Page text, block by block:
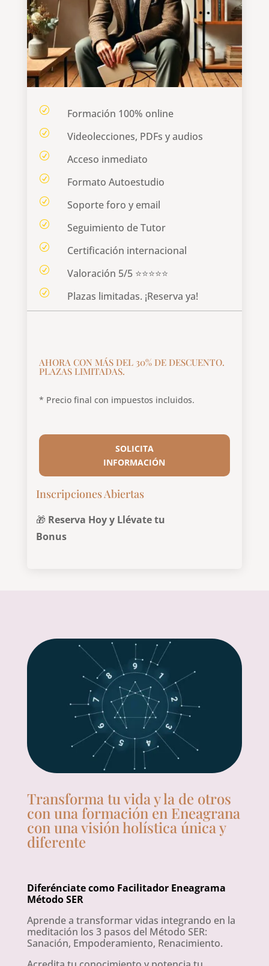
R Formación 100% online
R Videolecciones, PDFs y audios
R Acceso inmediato
R Formato Autoestudio
R Soporte foro y email
R Seguimiento de Tutor
R Certificación internacional
R Valoración 5/5 ⭐⭐⭐⭐⭐
R Plazas limitadas. ¡Reserva ya!
AHORA CON MÁS DEL 30% DE DESCUENTO.
PLAZAS LIMITADAS.
* Precio final con impuestos incluidos.
SOLICITA
INFORMACIÓN
Inscripciones Abiertas
🎁 Reserva Hoy y Llévate tu
Bonus
Transforma tu vida y la de otros
con una formación en Eneagrana
con una visión holística única y
diferente
Diferénciate como Facilitador Eneagrama
Método SER
Aprende a transformar vidas integrando en la
meditación los 3 pasos del Método SER:
Sanación, Empoderamiento, Renacimiento.